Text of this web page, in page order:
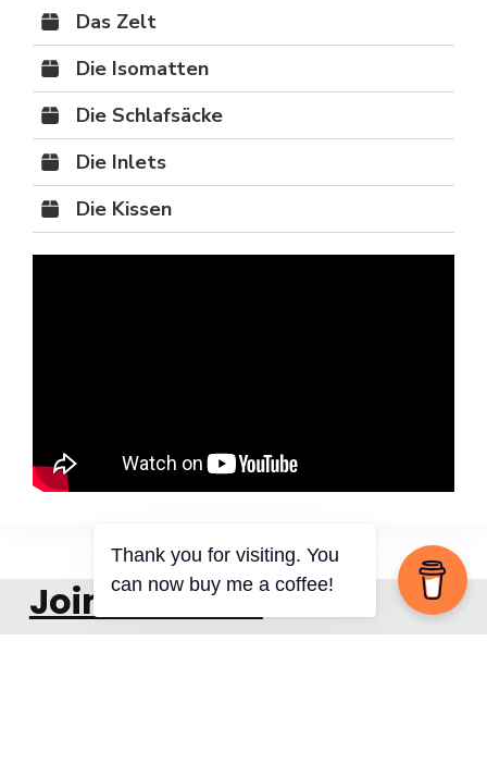
Das Zelt
Die Isomatten
Die Schlafsäcke
Die Inlets
Die Kissen
Join The Ride
Thank you for visiting. You
can now buy me a coffee!